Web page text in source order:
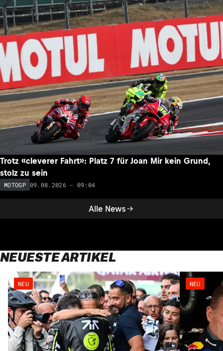
Alle News
Trotz «cleverer Fahrt»: Platz 7 für Joan Mir kein Grund,
stolz zu sein
MOTOGP 09.08.2026 - 09:04
NEUESTE ARTIKEL
NEU NEU